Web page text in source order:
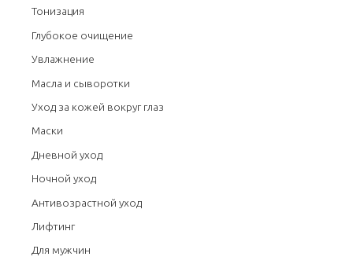
Тонизация
Глубокое очищение
Увлажнение
Масла и сыворотки
Уход за кожей вокруг глаз
Маски
Дневной уход
Ночной уход
Антивозрастной уход
Лифтинг
Для мужчин